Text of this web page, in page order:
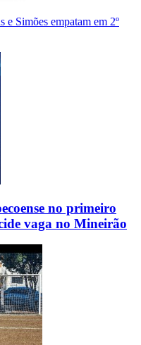
Simões empatam em 2º
no primeiro
vaga no Mineirão